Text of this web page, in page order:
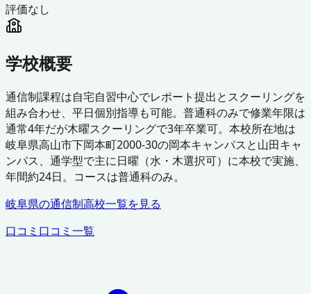
評価なし
学校概要
通信制課程は自宅自習中心でレポート提出とスクーリングを
組み合わせ、平日個別指導も可能。普通科のみで修業年限は
通常4年だが木曜スクーリングで3年卒業可。本校所在地は
岐阜県高山市下岡本町2000-30の岡本キャンパスと山田キャ
ンパス、通学型で主に日曜（水・木選択可）に本校で実施、
年間約24日。コースは普通科のみ。
岐阜県の通信制高校一覧を見る
口コミ 口コミ一覧